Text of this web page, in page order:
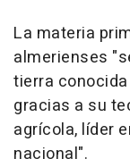
La materia
almerienses
tierra
gracias a su
agrícola, líder
nacional".